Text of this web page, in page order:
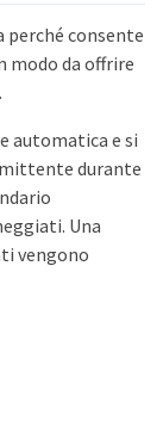
perché consente
modo da offrire
automatica e si
durante
Una
vengono